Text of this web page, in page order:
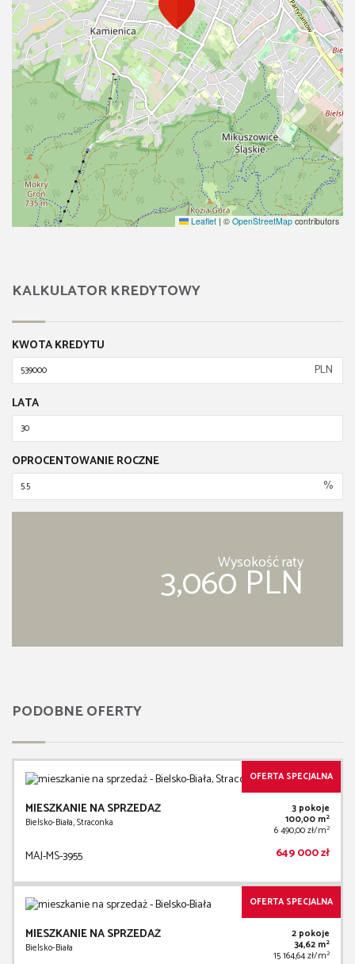
Leaflet | © OpenStreetMap contributors
KALKULATOR KREDYTOWY
KWOTA KREDYTU
PLN
LATA
OPROCENTOWANIE ROCZNE
%
Wysokość raty
3,060 PLN
PODOBNE OFERTY
OFERTA SPECJALNA
MIESZKANIE NA SPRZEDAŻ
Bielsko-Biała, Straconka
3 pokoje
100,00 m2
6 490,00 zł/m2
MAJ-MS-3955 649 000 zł
OFERTA SPECJALNA
MIESZKANIE NA SPRZEDAŻ
Bielsko-Biała
2 pokoje
34,62 m2
15 164,64 zł/m2